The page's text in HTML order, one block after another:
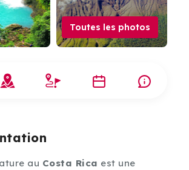
Toutes les photos
au Costa Rica est une